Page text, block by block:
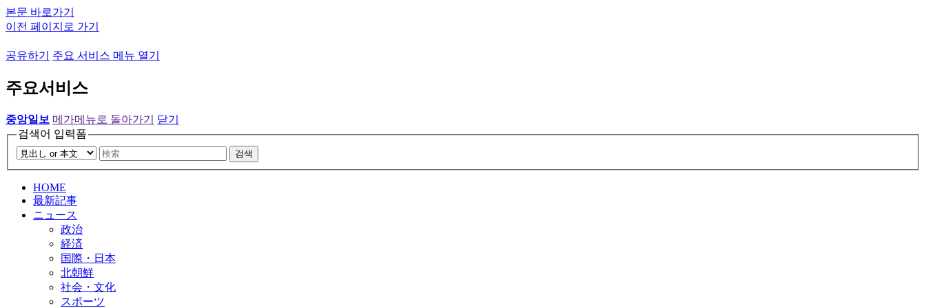
본문 바로가기
이전 페이지로 가기
공유하기 주요 서비스 메뉴 열기
주요서비스
중앙일보 메가메뉴로 돌아가기
닫기
검색어 입력폼
검색
HOME
最新記事
ニュース
政治
経済
国際・日本
北朝鮮
社会・文化
スポーツ